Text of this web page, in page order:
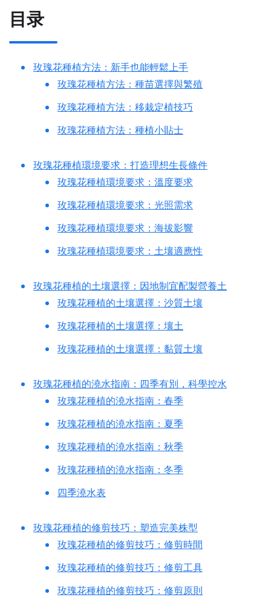
目录
玫瑰花種植方法：新手也能輕鬆上手
玫瑰花種植方法：種苗選擇與繁殖
玫瑰花種植方法：移栽定植技巧
玫瑰花種植方法：種植小貼士
玫瑰花種植環境要求：打造理想生長條件
玫瑰花種植環境要求：溫度要求
玫瑰花種植環境要求：光照需求
玫瑰花種植環境要求：海拔影響
玫瑰花種植環境要求：土壤適應性
玫瑰花種植的土壤選擇：因地制宜配製營養土
玫瑰花種植的土壤選擇：沙質土壤
玫瑰花種植的土壤選擇：壤土
玫瑰花種植的土壤選擇：黏質土壤
玫瑰花種植的澆水指南：四季有別，科學控水
玫瑰花種植的澆水指南：春季
玫瑰花種植的澆水指南：夏季
玫瑰花種植的澆水指南：秋季
玫瑰花種植的澆水指南：冬季
四季澆水表
玫瑰花種植的修剪技巧：塑造完美株型
玫瑰花種植的修剪技巧：修剪時間
玫瑰花種植的修剪技巧：修剪工具
玫瑰花種植的修剪技巧：修剪原則